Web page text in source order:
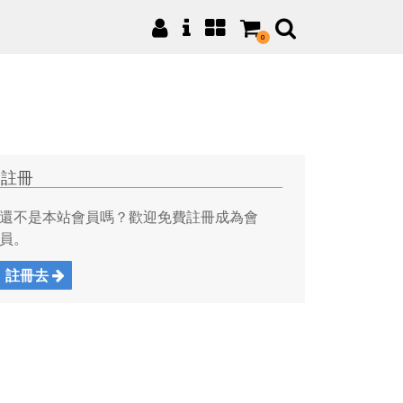
0
註冊
不是本站會員嗎？歡迎免費註冊成為會
。
註冊去